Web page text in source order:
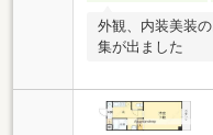
外観、内装美装
集が出ました